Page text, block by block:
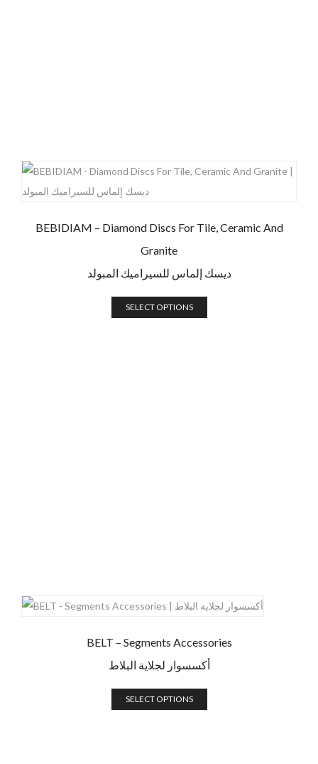
BEBIDIAM – Diamond Discs For Tile, Ceramic And
Granite
ديسك إلماس للسيراميك المبولد
SELECT OPTIONS
BELT – Segments Accessories
أكسسوار لجلاية البلاط
SELECT OPTIONS